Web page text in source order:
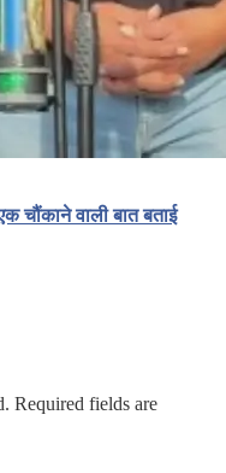
चौंकाने वाली बात बताई
Required fields are